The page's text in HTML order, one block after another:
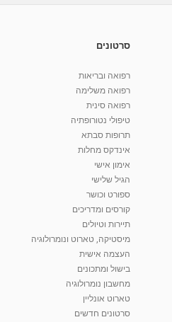
סרטונים
רפואה ובריאות
רפואה משלימה
רפואה סינית
טיפולי נטורופתיה
תרופות סבתא
אינדקס מחלות
אימון אישי
הגיל שלישי
ספורט וכושר
קורסים ומדריכים
תיירות וטיולים
מיסטיקה, טארוט ונומרולוגיה
העצמה אישית
בישול ומתכונים
מחשבון נומרולוגיה
טארוט אונליין
סרטונים חדשים